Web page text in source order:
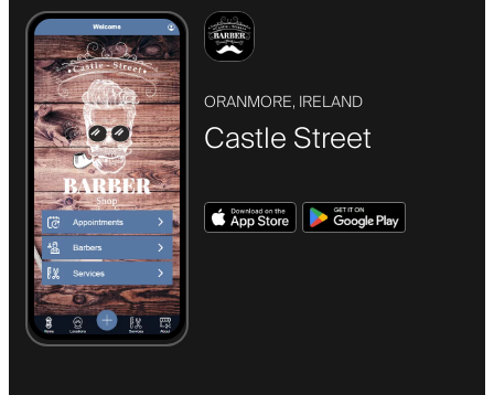
ORANMORE, IRELAND
Castle Street